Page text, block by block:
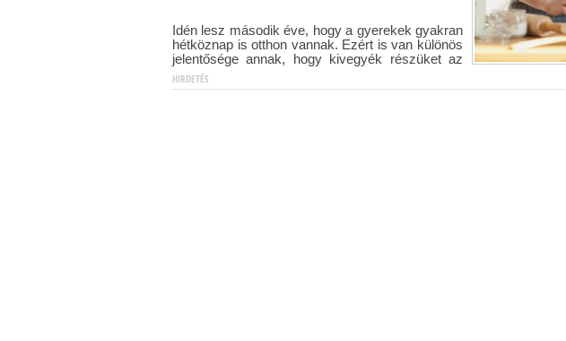
HIRDETÉS
Idén lesz második éve, hogy a gyerekek gyakran
hétköznap is otthon vannak. Ezért is van különös
jelentősége annak, hogy kivegyék részüket az